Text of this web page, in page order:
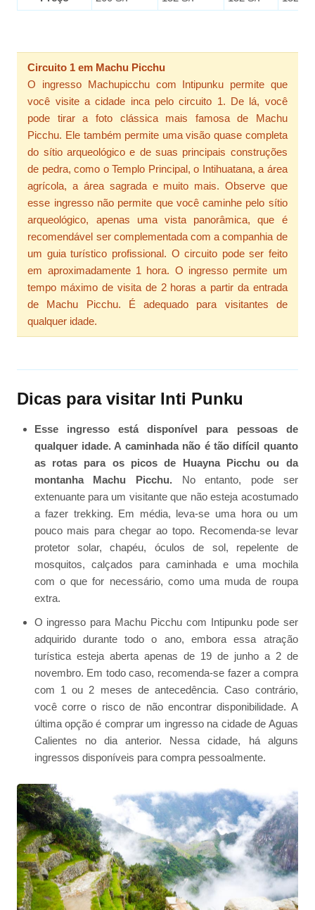
Circuito 1 em Machu Picchu
O ingresso Machupicchu com Intipunku permite que
você visite a cidade inca pelo circuito 1. De lá, você
pode tirar a foto clássica mais famosa de Machu
Picchu. Ele também permite uma visão quase completa
do sítio arqueológico e de suas principais construções
de pedra, como o Templo Principal, o Intihuatana, a área
agrícola, a área sagrada e muito mais. Observe que
esse ingresso não permite que você caminhe pelo sítio
arqueológico, apenas uma vista panorâmica, que é
recomendável ser complementada com a companhia de
um guia turístico profissional. O circuito pode ser feito
em aproximadamente 1 hora. O ingresso permite um
tempo máximo de visita de 2 horas a partir da entrada
de Machu Picchu. É adequado para visitantes de
qualquer idade.
Dicas para visitar Inti Punku
Esse ingresso está disponível para pessoas de
qualquer idade. A caminhada não é tão difícil quanto
as rotas para os picos de Huayna Picchu ou da
montanha Machu Picchu.No entanto, pode ser
extenuante para um visitante que não esteja acostumado
a fazer trekking. Em média, leva-se uma hora ou um
pouco mais para chegar ao topo. Recomenda-se levar
protetor solar, chapéu, óculos de sol, repelente de
mosquitos, calçados para caminhada e uma mochila
com o que for necessário, como uma muda de roupa
extra.
O ingresso para Machu Picchu com Intipunku pode ser
adquirido durante todo o ano, embora essa atração
turística esteja aberta apenas de 19 de junho a 2 de
novembro. Em todo caso, recomenda-se fazer a compra
com 1 ou 2 meses de antecedência. Caso contrário,
você corre o risco de não encontrar disponibilidade. A
última opção é comprar um ingresso na cidade de Aguas
Calientes no dia anterior. Nessa cidade, há alguns
ingressos disponíveis para compra pessoalmente.